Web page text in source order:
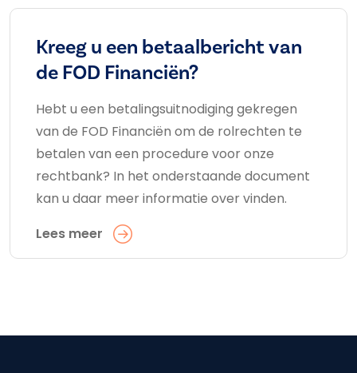
Kreeg u een betaalbericht van
de FOD Financiën?
Hebt u een betalingsuitnodiging gekregen
van de FOD Financiën om de rolrechten te
betalen van een procedure voor onze
rechtbank? In het onderstaande document
kan u daar meer informatie over vinden.
Lees meer